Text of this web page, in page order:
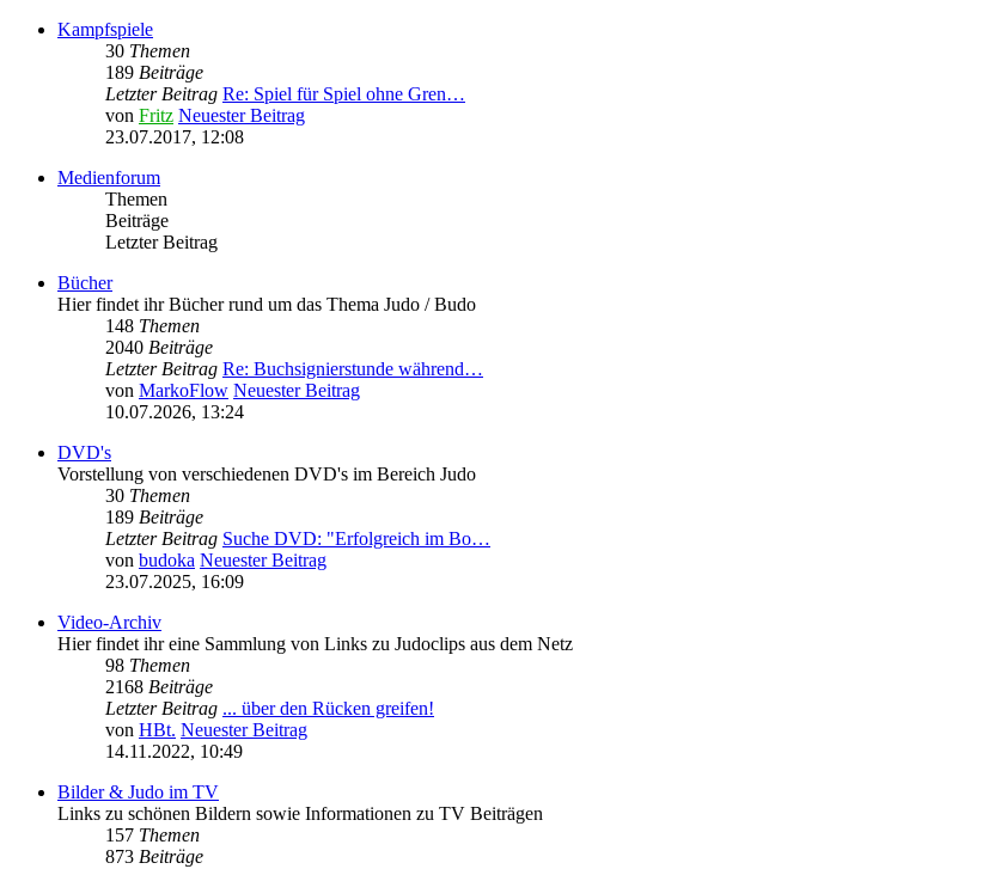
Kampfspiele
30 Themen
189 Beiträge
Letzter Beitrag Re: Spiel für Spiel ohne Gren…
von Fritz Neuester Beitrag
23.07.2017, 12:08
Medienforum
Themen
Beiträge
Letzter Beitrag
Bücher
Hier findet ihr Bücher rund um das Thema Judo / Budo
148 Themen
2040 Beiträge
Letzter Beitrag Re: Buchsignierstunde während…
von MarkoFlow Neuester Beitrag
10.07.2026, 13:24
DVD's
Vorstellung von verschiedenen DVD's im Bereich Judo
30 Themen
189 Beiträge
Letzter Beitrag Suche DVD: "Erfolgreich im Bo…
von budoka Neuester Beitrag
23.07.2025, 16:09
Video-Archiv
Hier findet ihr eine Sammlung von Links zu Judoclips aus dem Netz
98 Themen
2168 Beiträge
Letzter Beitrag ... über den Rücken greifen!
von HBt. Neuester Beitrag
14.11.2022, 10:49
Bilder & Judo im TV
Links zu schönen Bildern sowie Informationen zu TV Beiträgen
157 Themen
873 Beiträge